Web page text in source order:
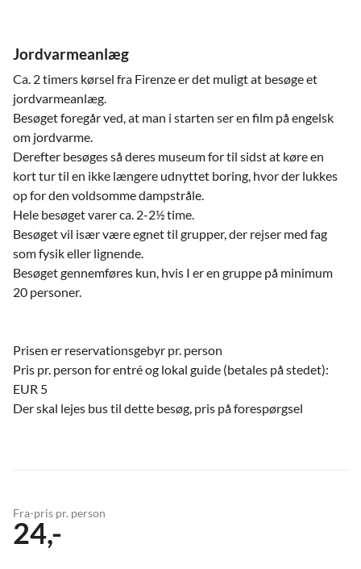
Jordvarmeanlæg
Ca. 2 timers kørsel fra Firenze er det muligt at besøge et
jordvarmeanlæg.
Besøget foregår ved, at man i starten ser en film på engelsk
om jordvarme.
Derefter besøges så deres museum for til sidst at køre en
kort tur til en ikke længere udnyttet boring, hvor der lukkes
op for den voldsomme dampstråle.
Hele besøget varer ca. 2-2½ time.
Besøget vil især være egnet til grupper, der rejser med fag
som fysik eller lignende.
Besøget gennemføres kun, hvis I er en gruppe på minimum
20 personer.
Prisen er reservationsgebyr pr. person
Pris pr. person for entré og lokal guide (betales på stedet):
EUR 5
Der skal lejes bus til dette besøg, pris på forespørgsel
Fra-pris pr. person
24,-